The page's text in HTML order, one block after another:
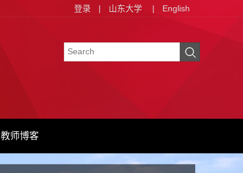
登录 | 山东大学 | English
教师博客